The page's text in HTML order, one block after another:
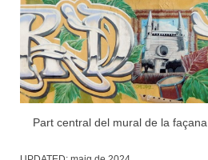
Part central del mural de la